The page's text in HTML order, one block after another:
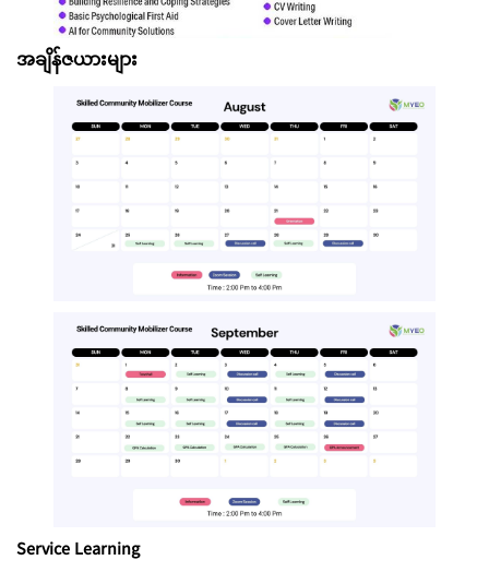
အချိန်ဇယားများ
Service Learning